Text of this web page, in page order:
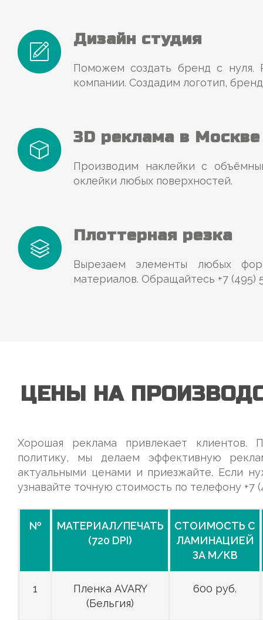
Дизайн студия
Поможем создать бренд с нуля.
компании. Создадим логотип,
3D реклама в Москве
Производим наклейки с
оклейки любых поверхностей.
Плоттерная резка
Вырезаем элементы любых
материалов. Обращайтесь +7 (495)
ЦЕНЫ НА
Хорошая реклама привлекает клиентов.
политику, мы делаем эффективную
актуальными ценами и приезжайте. Если
узнавайте точную стоимость по телефону +7
№
МАТЕРИАЛ/ПЕЧАТЬ
(720 DPI)
СТОИМОСТЬ С
ЛАМИНАЦИЕЙ
ЗА М/КВ
1
Пленка AVARY
(Бельгия)
600 руб.